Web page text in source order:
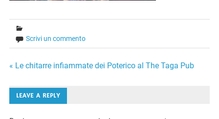
Scrivi un commento
Navigazione
articoli
« Le chitarre infiammate dei Poterico al The Taga Pub
LEAVE A REPLY